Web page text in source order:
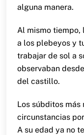
alguna manera.
Al mismo tiempo,
a los plebeyos y
trabajar de sol a
observaban
del castillo.
Los súbditos más
circunstancias
A su edad ya no